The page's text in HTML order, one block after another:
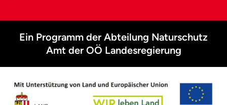
Ein Programm der Abteilung Naturschutz
Amt der OÖ Landesregierung